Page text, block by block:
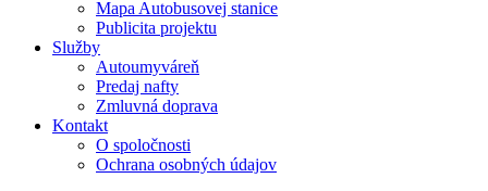
Mapa Autobusovej stanice
Publicita projektu
Služby
Autoumyváreň
Predaj nafty
Zmluvná doprava
Kontakt
O spoločnosti
Ochrana osobných údajov